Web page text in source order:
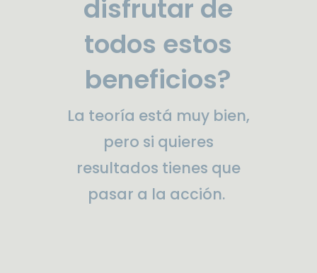
disfrutar de
todos estos
beneficios?
La teoría está muy bien,
pero si quieres
resultados tienes que
pasar a la acción.